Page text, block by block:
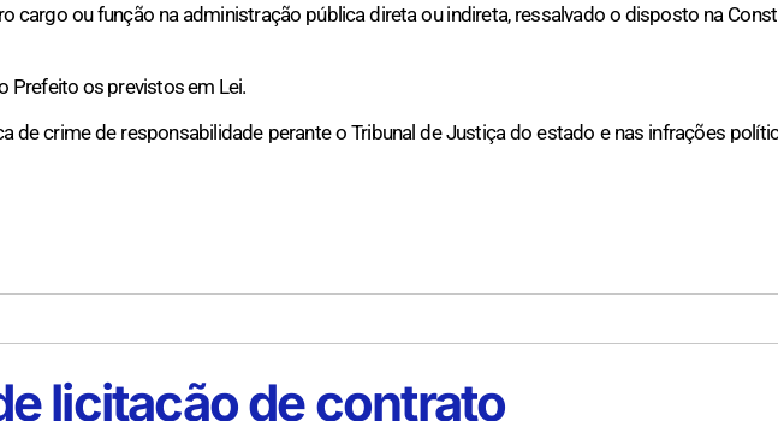
cargo ou função na administração pública direta ou indireta, ressalvado o disposto na
Prefeito os previstos em Lei.
de crime de responsabilidade perante o Tribunal de Justiça do estado e nas infrações
licitação de contrato